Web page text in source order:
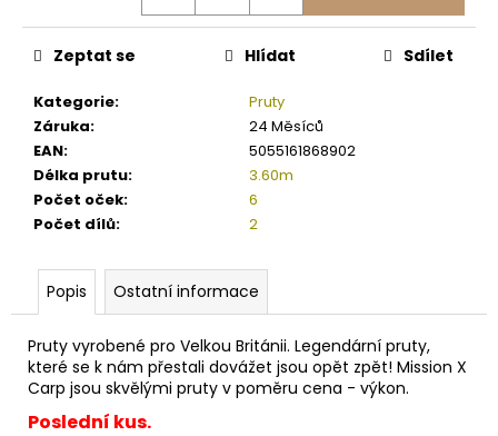
Kategorie:
Pruty
Záruka:
24 Měsíců
EAN:
5055161868902
Délka prutu:
3.60m
Počet oček:
6
Počet dílů: 2
Zeptat se Hlídat Sdílet
Popis Ostatní informace
Pruty vyrobené pro Velkou Británii. Legendární pruty,
které se k nám přestali dovážet jsou opět zpět! Mission X
Carp jsou skvělými pruty v poměru cena - výkon.
Poslední kus.
j
e
e
WFT
ŠŇŮRA
KG
STRONG
YELLOW
0.08
MM
(1
-
3000
M)